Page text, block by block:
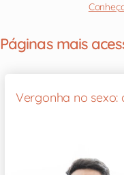
Páginas mais
Vergonha no sexo: